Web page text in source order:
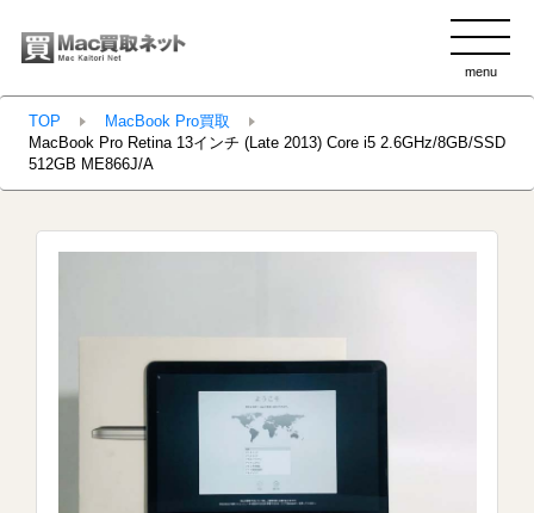
menu
TOP
MacBook Pro買取
MacBook Pro Retina 13インチ (Late 2013) Core i5 2.6GHz/8GB/SSD
512GB ME866J/A